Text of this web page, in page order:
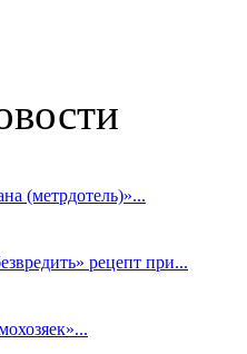
(метрдотель)»...
рецепт при...